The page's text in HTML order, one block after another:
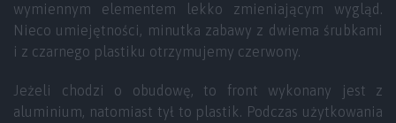
wymiennym elementem lekko zmieniającym wygląd.
Nieco umiejętności, minutka zabawy z dwiema śrubkami
i z czarnego plastiku otrzymujemy czerwony.
Jeżeli chodzi o obudowę, to front wykonany jest z
aluminium, natomiast tył to plastik. Podczas użytkowania